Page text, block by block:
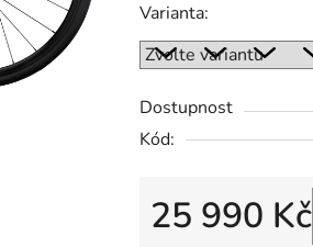
Varianta:
Dostupnost
Kód:
25 990 Kč